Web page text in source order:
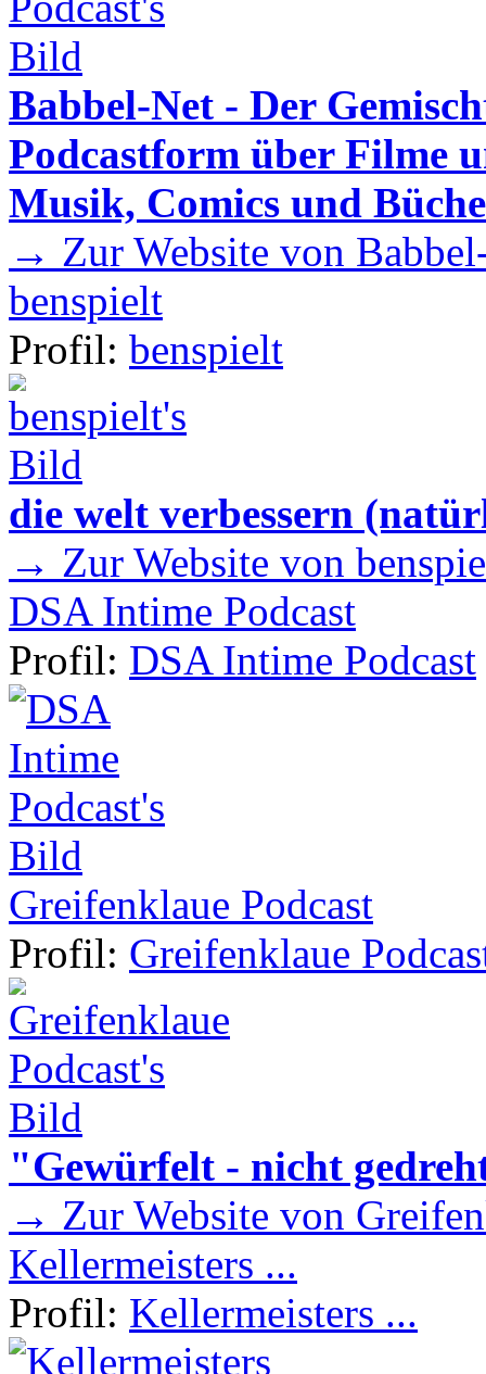
Babbel-Net - Der
Podcastform über Filme
Musik, Comics und
→ Zur Website von
benspielt
Profil: benspielt
die welt verbessern
→ Zur Website von
DSA Intime Podcast
Profil: DSA Intime Podcast
Greifenklaue Podcast
Profil: Greifenklaue
"Gewürfelt - nicht
→ Zur Website von
Kellermeisters ...
Profil: Kellermeisters ...